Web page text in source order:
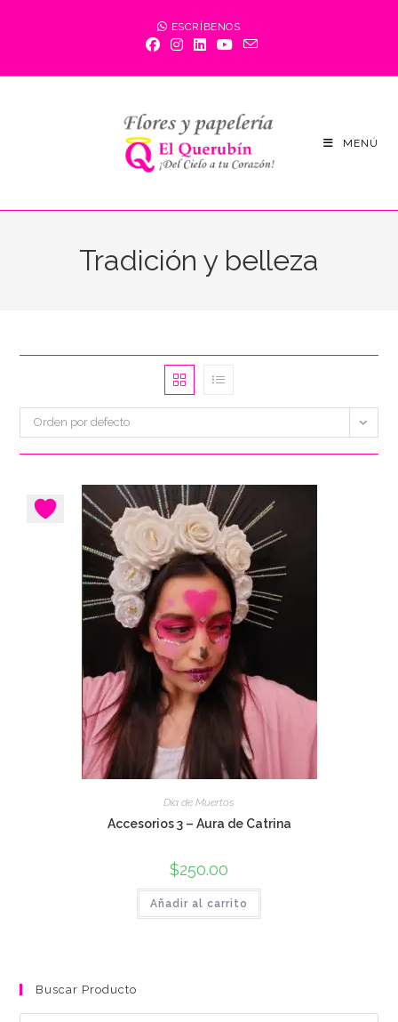
ESCRÍBENOS
MENÚ
Tradición y belleza
Orden por defecto
Día de Muertos
Accesorios 3 – Aura de Catrina
$250.00
Añadir al carrito
Buscar Producto